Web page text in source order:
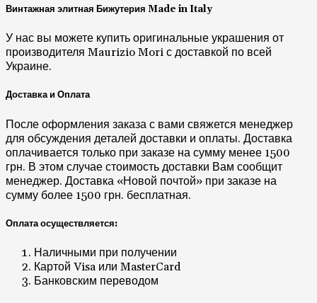
Винтажная элитная Бижутерия Made in Italy
У нас вы можете купить оригинальные украшения от
производителя Maurizio Mori с доставкой по всей
Украине.
Доставка и Оплата
После оформления заказа с вами свяжется менеджер
для обсуждения деталей доставки и оплаты. Доставка
оплачивается только при заказе на сумму менее 1500
грн. В этом случае стоимость доставки Вам сообщит
менеджер. Доставка «Новой почтой» при заказе на
сумму более 1500 грн. бесплатная.
Оплата осуществляется:
Наличными при получении
Картой Visa или MasterCard
Банковским переводом